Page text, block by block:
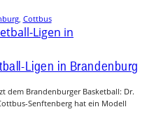
, Cottbus
Ligen in Brandenburg
dem Brandenburger Basketball: Dr.
Senftenberg hat ein Modell